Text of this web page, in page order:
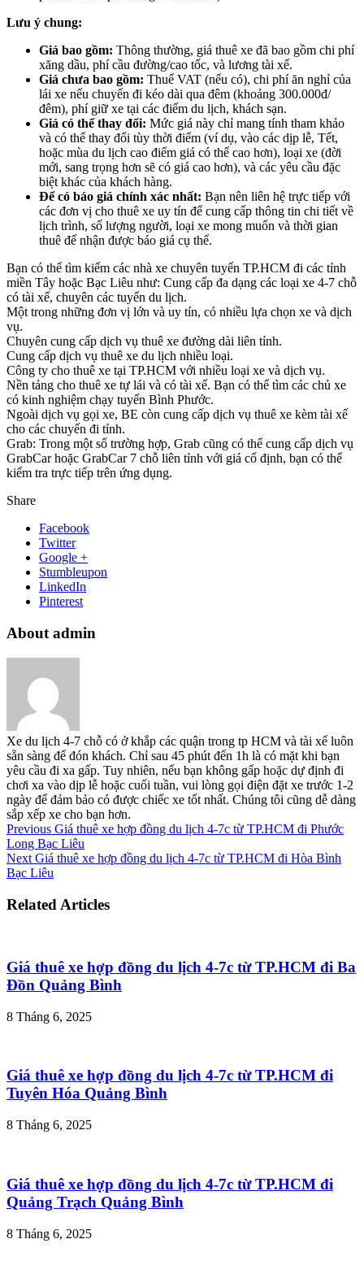
Lưu ý chung:
Giá bao gồm: Thông thường, giá thuê xe đã bao gồm chi phí
xăng dầu, phí cầu đường/cao tốc, và lương tài xế.
Giá chưa bao gồm: Thuế VAT (nếu có), chi phí ăn nghỉ của
lái xe nếu chuyến đi kéo dài qua đêm (khoảng 300.000đ/
đêm), phí giữ xe tại các điểm du lịch, khách sạn.
Giá có thể thay đổi: Mức giá này chỉ mang tính tham khảo
và có thể thay đổi tùy thời điểm (ví dụ, vào các dịp lễ, Tết,
hoặc mùa du lịch cao điểm giá có thể cao hơn), loại xe (đời
mới, sang trọng hơn sẽ có giá cao hơn), và các yêu cầu đặc
biệt khác của khách hàng.
Để có báo giá chính xác nhất: Bạn nên liên hệ trực tiếp với
các đơn vị cho thuê xe uy tín để cung cấp thông tin chi tiết về
lịch trình, số lượng người, loại xe mong muốn và thời gian
thuê để nhận được báo giá cụ thể.
Bạn có thể tìm kiếm các nhà xe chuyên tuyến TP.HCM đi các tỉnh
miền Tây hoặc Bạc Liêu như: Cung cấp đa dạng các loại xe 4-7 chỗ
có tài xế, chuyên các tuyến du lịch.
Một trong những đơn vị lớn và uy tín, có nhiều lựa chọn xe và dịch
vụ.
Chuyên cung cấp dịch vụ thuê xe đường dài liên tỉnh.
Cung cấp dịch vụ thuê xe du lịch nhiều loại.
Công ty cho thuê xe tại TP.HCM với nhiều loại xe và dịch vụ.
Nền tảng cho thuê xe tự lái và có tài xế. Bạn có thể tìm các chủ xe
có kinh nghiệm chạy tuyến Bình Phước.
Ngoài dịch vụ gọi xe, BE còn cung cấp dịch vụ thuê xe kèm tài xế
cho các chuyến đi tỉnh.
Grab: Trong một số trường hợp, Grab cũng có thể cung cấp dịch vụ
GrabCar hoặc GrabCar 7 chỗ liên tỉnh với giá cố định, bạn có thể
kiểm tra trực tiếp trên ứng dụng.
Share
Facebook
Twitter
Google +
Stumbleupon
LinkedIn
Pinterest
About admin
Xe du lịch 4-7 chỗ có ở khắp các quận trong tp HCM và tài xế luôn
sẵn sàng để đón khách. Chỉ sau 45 phút đến 1h là có mặt khi bạn
yêu cầu đi xa gấp. Tuy nhiên, nếu bạn không gấp hoặc dự định đi
chơi xa vào dịp lễ hoặc cuối tuần, vui lòng gọi điện đặt xe trước 1-2
ngày để đảm bảo có được chiếc xe tốt nhất. Chúng tôi cũng dễ dàng
sắp xếp xe cho bạn hơn.
Previous Giá thuê xe hợp đồng du lịch 4-7c từ TP.HCM đi Phước
Long Bạc Liêu
Next Giá thuê xe hợp đồng du lịch 4-7c từ TP.HCM đi Hòa Bình
Bạc Liêu
Related Articles
Giá thuê xe hợp đồng du lịch 4-7c từ TP.HCM đi Ba
Đồn Quảng Bình
8 Tháng 6, 2025
Giá thuê xe hợp đồng du lịch 4-7c từ TP.HCM đi
Tuyên Hóa Quảng Bình
8 Tháng 6, 2025
Giá thuê xe hợp đồng du lịch 4-7c từ TP.HCM đi
Quảng Trạch Quảng Bình
8 Tháng 6, 2025